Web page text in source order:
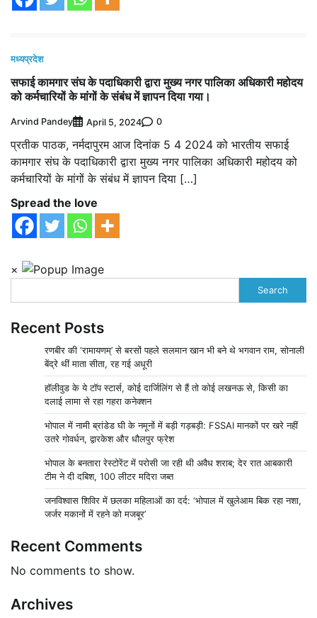
मध्यप्रदेश
सफाई कामगार संघ के पदाधिकारी द्वारा मुख्य नगर पालिका अधिकारी महोदय
को कर्मचारियों के मांगों के संबंध में ज्ञापन दिया गया।
Arvind Pandey April 5, 2024 0
प्रतीक पाठक, नर्मदापुरम आज दिनांक 5 4 2024 को भारतीय सफाई
कामगार संघ के पदाधिकारी द्वारा मुख्य नगर पालिका अधिकारी महोदय को
कर्मचारियों के मांगों के संबंध में ज्ञापन दिया […]
Spread the love
×
Search
Recent Posts
रणबीर की ‘रामायणम्’ से बरसों पहले सलमान खान भी बने थे भगवान राम, सोनाली
बेंद्रे थीं माता सीता, रह गई अधूरी
हॉलीवुड के ये टॉप स्टार्स, कोई दार्जिलिंग से हैं तो कोई लखनऊ से, किसी का
दलाई लामा से रहा गहरा कनेक्शन
भोपाल में नामी ब्रांडेड घी के नमूनों में बड़ी गड़बड़ी: FSSAI मानकों पर खरे नहीं
उतरे गोवर्धन, द्वारकेश और धौलपुर फ्रेश
भोपाल के बनतारा रेस्टोरेंट में परोसी जा रही थी अवैध शराब; देर रात आबकारी
टीम ने दी दबिश, 100 लीटर मदिरा जब्त
जनविश्वास शिविर में छलका महिलाओं का दर्द: ‘भोपाल में खुलेआम बिक रहा नशा,
जर्जर मकानों में रहने को मजबूर’
Recent Comments
No comments to show.
Archives